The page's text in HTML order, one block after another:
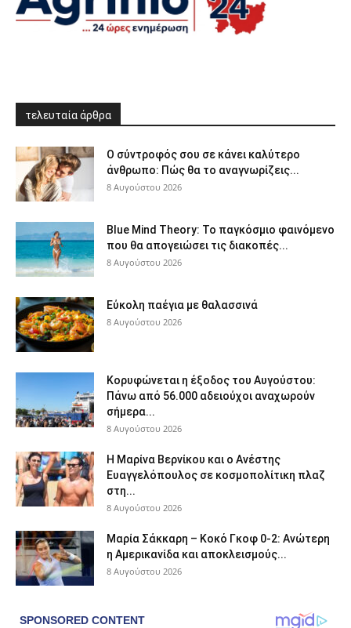
τελευταία άρθρα
Ο σύντροφός σου σε κάνει καλύτερο
άνθρωπο: Πώς θα το αναγνωρίζεις...
8 Αυγούστου 2026
Blue Mind Theory: Το παγκόσμιο φαινόμενο
που θα απογειώσει τις διακοπές...
8 Αυγούστου 2026
Εύκολη παέγια με θαλασσινά
8 Αυγούστου 2026
Κορυφώνεται η έξοδος του Αυγούστου:
Πάνω από 56.000 αδειούχοι αναχωρούν
σήμερα...
8 Αυγούστου 2026
H Μαρίνα Βερνίκου και ο Ανέστης
Ευαγγελόπουλος σε κοσμοπολίτικη πλαζ
στη...
8 Αυγούστου 2026
Μαρία Σάκκαρη – Κοκό Γκοφ 0-2: Ανώτερη
η Αμερικανίδα και αποκλεισμούς...
8 Αυγούστου 2026